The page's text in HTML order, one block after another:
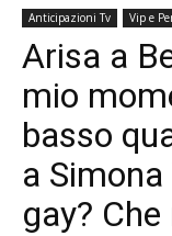
Anticipazioni Tv Vip e
Arisa a
mio
basso
a
gay?